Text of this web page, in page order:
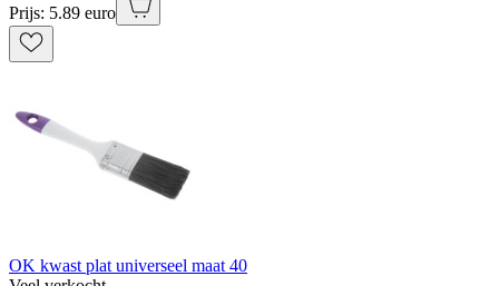
Prijs: 5.89 euro
OK kwast plat universeel maat 40